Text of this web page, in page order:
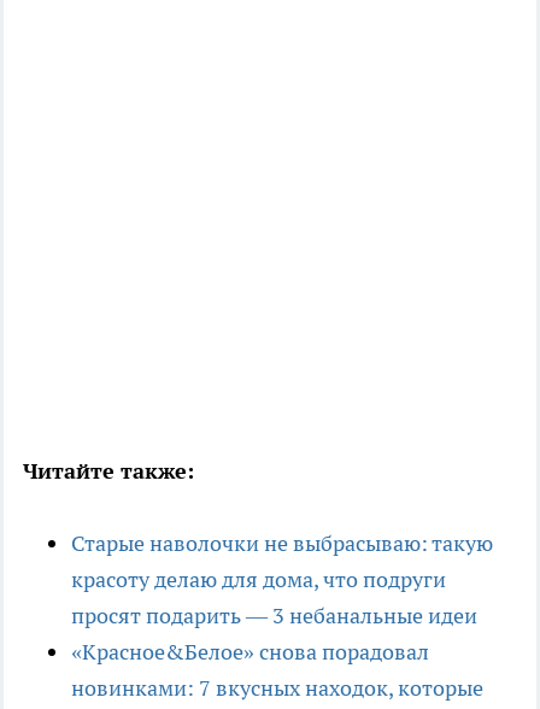
Читайте также:
Старые наволочки не выбрасываю: такую
красоту делаю для дома, что подруги
просят подарить — 3 небанальные идеи
«Красное&Белое» снова порадовал
новинками: 7 вкусных находок, которые